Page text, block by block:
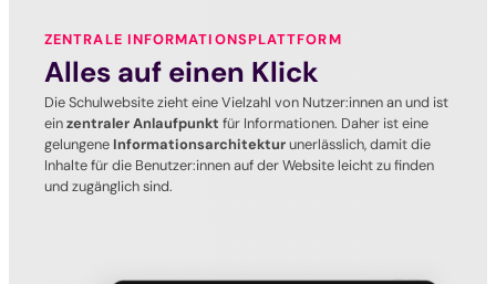
ZENTRALE INFORMATIONSPLATTFORM
Alles auf einen Klick
Die Schulwebsite zieht eine Vielzahl von Nutzer:innen an und ist
einzentraler Anlaufpunkt für Informationen. Daher ist eine
gelungene Informationsarchitekturunerlässlich, damit die
Inhalte für die Benutzer:innen auf der Website leicht zu finden
und zugänglich sind.